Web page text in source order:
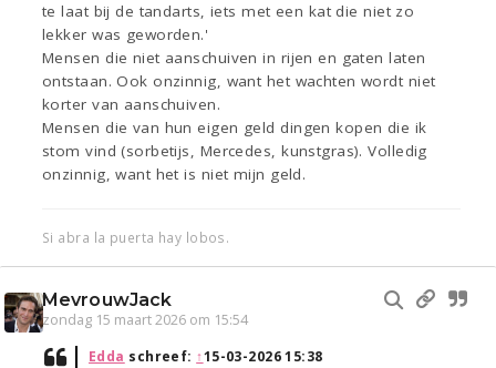
te laat bij de tandarts, iets met een kat die niet zo
lekker was geworden.'
Mensen die niet aanschuiven in rijen en gaten laten
ontstaan. Ook onzinnig, want het wachten wordt niet
korter van aanschuiven.
Mensen die van hun eigen geld dingen kopen die ik
stom vind (sorbetijs, Mercedes, kunstgras). Volledig
onzinnig, want het is niet mijn geld.
Si abra la puerta hay lobos.
MevrouwJack
zondag 15 maart 2026 om 15:54
Edda schreef: ↑15-03-2026 15:38